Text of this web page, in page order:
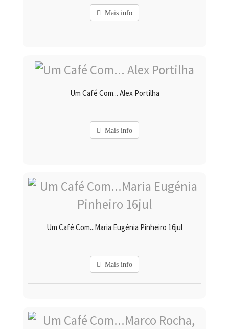
Mais info
Um Café Com... Alex Portilha
Mais info
Um Café Com...Maria Eugénia Pinheiro 16jul
Mais info